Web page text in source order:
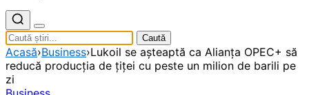
Caută
Acasă›Business›Lukoil se aşteaptă ca Alianţa OPEC+ să
reducă producţia de ţiţei cu peste un milion de barili pe
zi